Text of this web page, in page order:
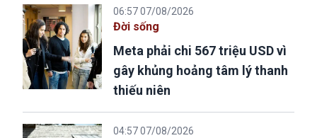
06:57 07/08/2026
Đời sống
Meta phải chi 567 triệu USD vì
gây khủng hoảng tâm lý thanh
thiếu niên
04:57 07/08/2026